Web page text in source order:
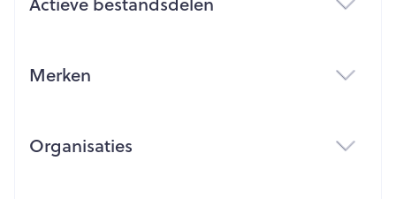
Merken
Organisaties